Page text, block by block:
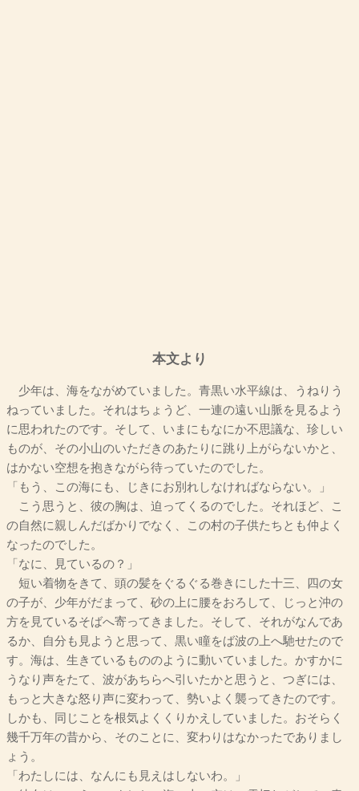
本文より
少年は、海をながめていました。青黒い水平線は、うねりう
ねっていました。それはちょうど、一連の遠い山脈を見るよう
に思われたのです。そして、いまにもなにか不思議な、珍しい
ものが、その小山のいただきのあたりに跳り上がらないかと、
はかない空想を抱きながら待っていたのでした。
「もう、この海にも、じきにお別れしなければならない。」
こう思うと、彼の胸は、迫ってくるのでした。それほど、こ
の自然に親しんだばかりでなく、この村の子供たちとも仲よく
なったのでした。
「なに、見ているの？」
短い着物をきて、頭の髪をぐるぐる巻きにした十三、四の女
の子が、少年がだまって、砂の上に腰をおろして、じっと沖の
方を見ているそばへ寄ってきました。そして、それがなんであ
るか、自分も見ようと思って、黒い瞳をば波の上へ馳せたので
す。海は、生きているもののように動いていました。かすかに
うなり声をたて、波があちらへ引いたかと思うと、つぎには、
もっと大きな怒り声に変わって、勢いよく襲ってきたのです。
しかも、同じことを根気よくくりかえしていました。おそらく
幾千万年の昔から、そのことに、変わりはなかったでありまし
ょう。
「わたしには、なんにも見えはしないわ。」